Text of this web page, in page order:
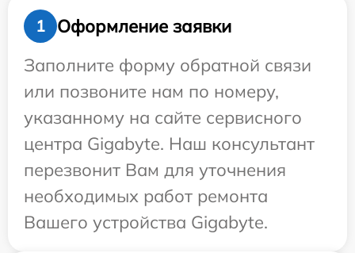
1
Оформление заявки
Заполните форму обратной связи
или позвоните нам по номеру,
указанному на сайте сервисного
центра Gigabyte. Наш консультант
перезвонит Вам для уточнения
необходимых работ ремонта
Вашего устройства Gigabyte.